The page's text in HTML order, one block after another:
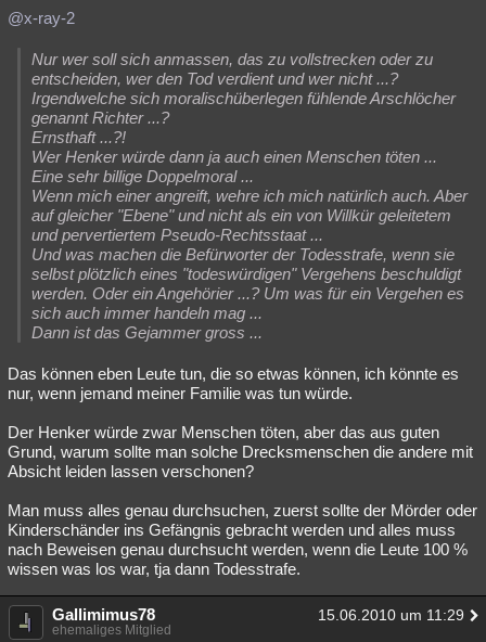
@x-ray-2
Nur wer soll sich anmassen, das zu vollstrecken oder zu
entscheiden, wer den Tod verdient und wer nicht ...?
Irgendwelche sich moralischüberlegen fühlende Arschlöcher
genannt Richter ...?
Ernsthaft ...?!
Wer Henker würde dann ja auch einen Menschen töten ...
Eine sehr billige Doppelmoral ...
Wenn mich einer angreift, wehre ich mich natürlich auch. Aber
auf gleicher "Ebene" und nicht als ein von Willkür geleitetem
und pervertiertem Pseudo-Rechtsstaat ...
Und was machen die Befürworter der Todesstrafe, wenn sie
selbst plötzlich eines "todeswürdigen" Vergehens beschuldigt
werden. Oder ein Angehörier ...? Um was für ein Vergehen es
sich auch immer handeln mag ...
Dann ist das Gejammer gross ...
Das können eben Leute tun, die so etwas können, ich könnte es
nur, wenn jemand meiner Familie was tun würde.
Der Henker würde zwar Menschen töten, aber das aus guten
Grund, warum sollte man solche Drecksmenschen die andere mit
Absicht leiden lassen verschonen?
Man muss alles genau durchsuchen, zuerst sollte der Mörder oder
Kinderschänder ins Gefängnis gebracht werden und alles muss
nach Beweisen genau durchsucht werden, wenn die Leute 100 %
wissen was los war, tja dann Todesstrafe.
Gallimimus78 15.06.2010 um 11:29
ehemaliges Mitglied